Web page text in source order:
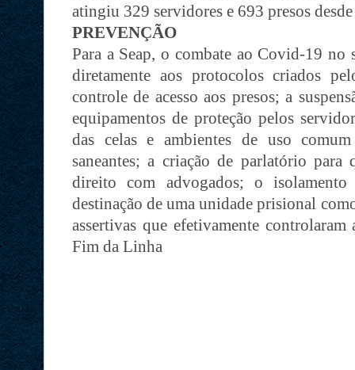
atingiu 329 servidores e 693 presos
PREVENÇÃO
Para a Seap, o combate ao Covid-19 no
diretamente aos protocolos criados
controle de acesso aos presos; a
equipamentos de proteção pelos
das celas e ambientes de uso
saneantes; a criação de parlatório para
direito com advogados; o
destinação de uma unidade prisional
assertivas que efetivamente
Fim da Linha